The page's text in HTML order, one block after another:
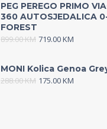
PEG PEREGO PRIMO
360 AUTOSJEDALICA
FOREST
899.00KM 719.00KM
MONI Kolica Genoa
288.00KM 175.00KM